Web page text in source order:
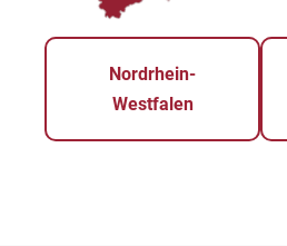
Nordrhein-
Westfalen